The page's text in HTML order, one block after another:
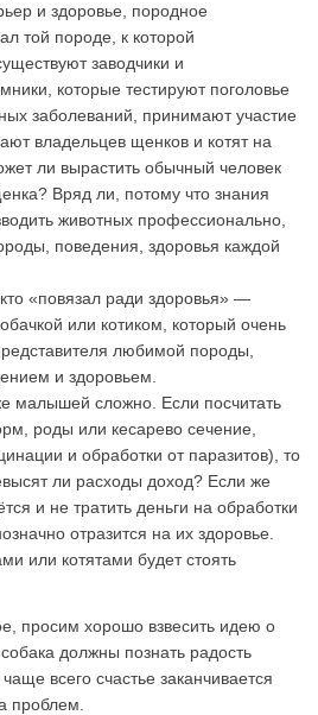
и здоровье, породное
той породе, к которой
заводчики и
которые тестируют поголовье
заболеваний, принимают участие
владельцев щенков и котят на
ли вырастить обычный человек
Вряд ли, потому что знания
животных профессионально,
поведения, здоровья каждой
«повязал ради здоровья» —
или котиком, который очень
любимой породы,
и здоровьем.
малышей сложно. Если посчитать
роды или кесарево сечение,
и обработки от паразитов), то
ли расходы доход? Если же
и не тратить деньги на обработки
отразится на их здоровье.
или котятами будет стоять
просим хорошо взвесить идею о
должны познать радость
всего счастье заканчивается
проблем.